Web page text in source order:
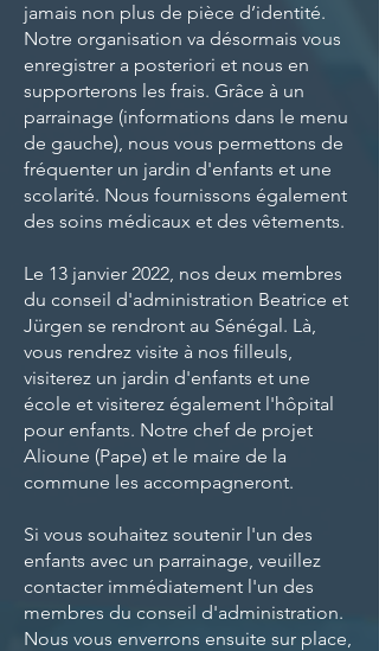
jamais non plus de pièce d’identité.
Notre organisation va désormais vous
enregistrer a posteriori et nous en
supporterons les frais. Grâce à un
parrainage (informations dans le menu
de gauche), nous vous permettons de
fréquenter un jardin d'enfants et une
scolarité. Nous fournissons également
des soins médicaux et des vêtements.
Le 13 janvier 2022, nos deux membres
du conseil d'administration Beatrice et
Jürgen se rendront au Sénégal. Là,
vous rendrez visite à nos filleuls,
visiterez un jardin d'enfants et une
école et visiterez également l'hôpital
pour enfants. Notre chef de projet
Alioune (Pape) et le maire de la
commune les accompagneront.
Si vous souhaitez soutenir l'un des
enfants avec un parrainage, veuillez
contacter immédiatement l'un des
membres du conseil d'administration.
Nous vous enverrons ensuite sur place,